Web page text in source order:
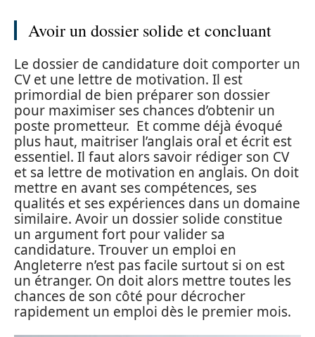
Avoir un dossier solide et concluant
Le dossier de candidature doit comporter un
CV et une lettre de motivation. Il est
primordial de bien préparer son dossier
pour maximiser ses chances d’obtenir un
poste prometteur. Et comme déjà évoqué
plus haut, maitriser l’anglais oral et écrit est
essentiel. Il faut alors savoir rédiger son CV
et sa lettre de motivation en anglais. On doit
mettre en avant ses compétences, ses
qualités et ses expériences dans un domaine
similaire. Avoir un dossier solide constitue
un argument fort pour valider sa
candidature. Trouver un emploi en
Angleterre n’est pas facile surtout si on est
un étranger. On doit alors mettre toutes les
chances de son côté pour décrocher
rapidement un emploi dès le premier mois.